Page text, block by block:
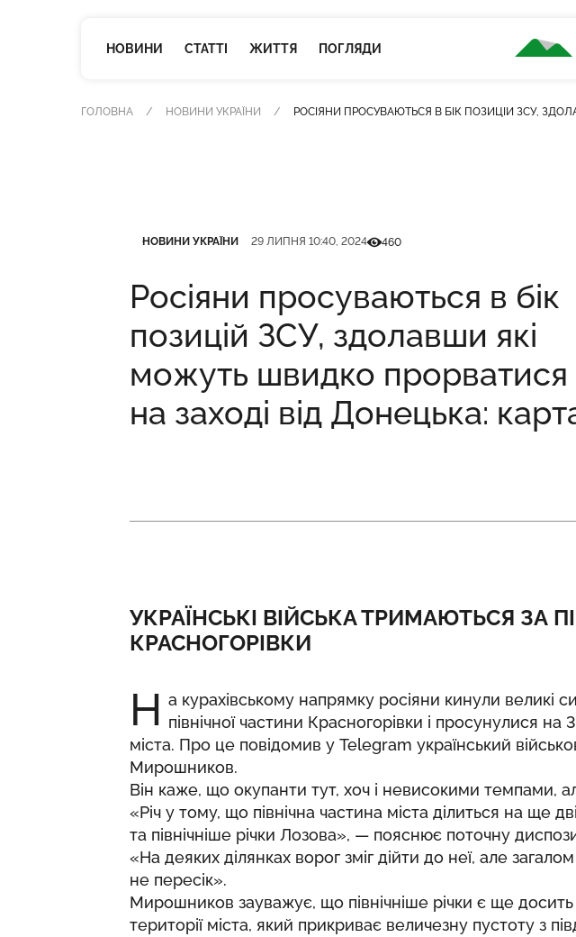
НОВИНИ СТАТТІ ЖИТТЯ ПОГЛЯДИ
КАРАЧУН
ГОЛОВНА НОВИНИ УКРАЇНИ РОСІЯНИ ПРОСУВАЮТЬСЯ В БІК ПОЗИЦІЙ ЗСУ,
НОВИНИ УКРАЇНИ 29 ЛИПНЯ 10:40, 2024Кількість переглядів
460
Росіяни просуваються в бік
позицій ЗСУ, здолавши які
можуть швидко прорватися
на заході від Донецька:
УКРАЇНСЬКІ ВІЙСЬКА ТРИМАЮТЬСЯ ЗА
КРАСНОГОРІВКИ
Н а курахівському напрямку росіяни кинули великі
північної частини Красногорівки і просунулися на
міста. Про це повідомив у Telegram український
Мирошников.
Він каже, що окупанти тут, хоч і невисокими темпами,
«Річ у тому, що північна частина міста ділиться на ще
та північніше річки Лозова», — пояснює поточну
«На деяких ділянках ворог зміг дійти до неї, але
не пересік».
Мирошников зауважує, що північніше річки є ще
території міста, який прикриває величезну пустоту з